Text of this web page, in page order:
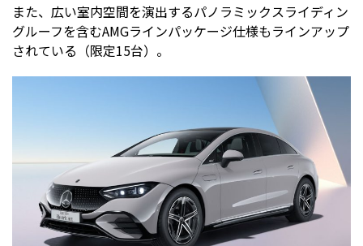
また、広い室内空間を演出するパノラミックスライディン
グルーフを含むAMGラインパッケージ仕様もラインアップ
されている（限定15台）。